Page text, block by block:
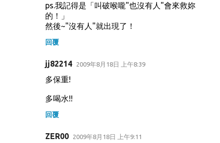
ps.我記得是「叫破喉嚨"也沒有人"會來救妳
的！」
然後~"沒有人"就出現了！
回覆
jj82214 2009年8月18日 上午8:39
多保重!
多喝水!!
回覆
ZER00 2009年8月18日 上午9:11